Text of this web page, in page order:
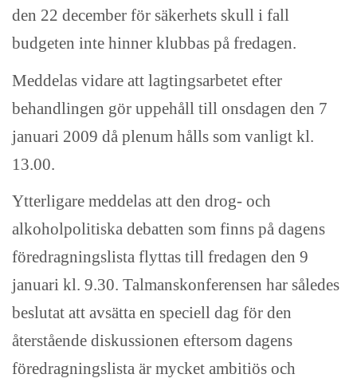
den 22 december för säkerhets skull i fall
budgeten inte hinner klubbas på fredagen.
Meddelas vidare att lagtingsarbetet efter
behandlingen gör uppehåll till onsdagen den 7
januari 2009 då plenum hålls som vanligt kl.
13.00.
Ytterligare meddelas att den drog- och
alkoholpolitiska debatten som finns på dagens
föredragningslista flyttas till fredagen den 9
januari kl. 9.30. Talmanskonferensen har således
beslutat att avsätta en speciell dag för den
återstående diskussionen eftersom dagens
föredragningslista är mycket ambitiös och